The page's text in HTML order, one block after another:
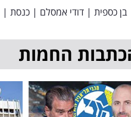
בן כספית | דודי אמסלם | כנסת |
החמות